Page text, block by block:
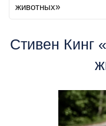
животных»
Стивен Кинг